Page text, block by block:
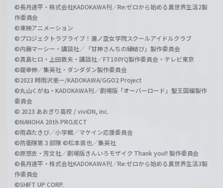
©長月達平・株式会社KADOKAWA刊／Re:ゼロから始める異世界生活2製
作委員会
©東映アニメーション
©プロジェクトラブライブ！蓮ノ空女学院スクールアイドルクラブ
©内藤マーシー・講談社／「甘神さんちの縁結び」製作委員会
©真島ヒロ・上田敦夫・講談社／FT100YQ製作委員会・テレビ東京
©龍幸伸／集英社・ダンダダン製作委員会
©2023 時雨沢恵一/KADOKAWA/GGO2 Project
©丸山くがね・KADOKAWA刊／劇場版「オーバーロード」聖王国編製作
委員会
© 2023 あおぎり高校 / viviON, inc.
©NANOHA 20th PROJECT
©雨森たきび／小学館／マケイン応援委員会
©防衛隊第３部隊 ©松本直也／集英社
©原悠衣・芳文社／劇場版きんいろモザイク Thank you!! 製作委員会
©長月達平・株式会社KADOKAWA刊／Re:ゼロから始める異世界生活3製
作委員会
©SHIFT UP CORP.